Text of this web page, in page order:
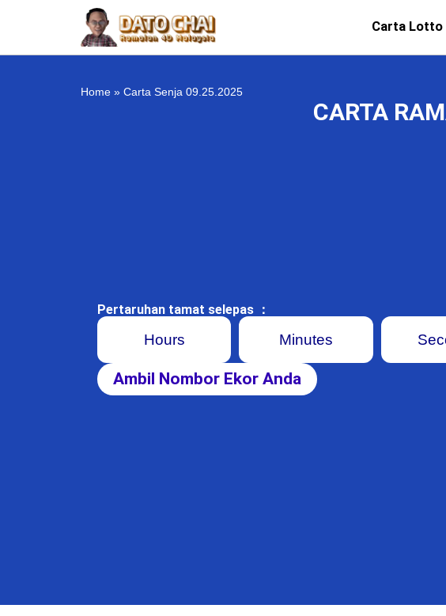
Carta Lotto
Home » Carta Senja 09.25.2025
CARTA
Pertaruhan tamat selepas ：
Hours Minutes
Ambil Nombor Ekor Anda